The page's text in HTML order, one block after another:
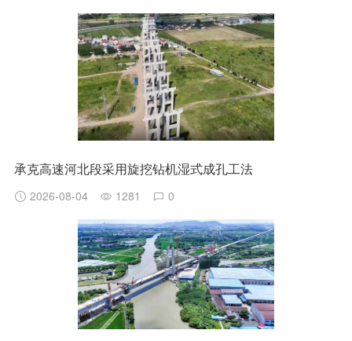
承克高速河北段采用旋挖钻机湿式成孔工法
2026-08-04 1281 0